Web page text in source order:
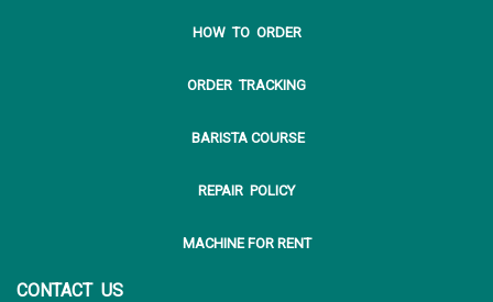
HOW TO ORDER
ORDER TRACKING
BARISTA COURSE
REPAIR POLICY
MACHINE FOR RENT
CONTACT US